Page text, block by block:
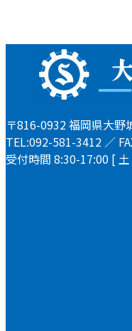
〒816-0932 福岡県大野
TEL:092-581-3412 ／
受付時間 8:30-17:00 [